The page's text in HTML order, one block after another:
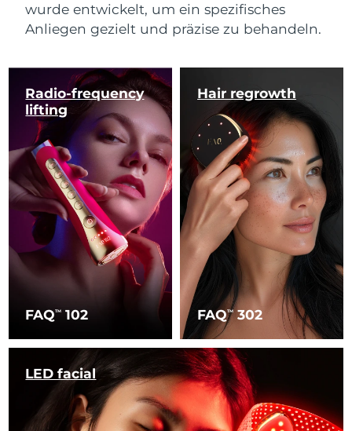
wurde entwickelt, um ein spezifisches
Anliegen gezielt und präzise zu behandeln.
FAQTM 102
Radio-frequency
lifting
FAQTM302
Hair regrowth
LED facial